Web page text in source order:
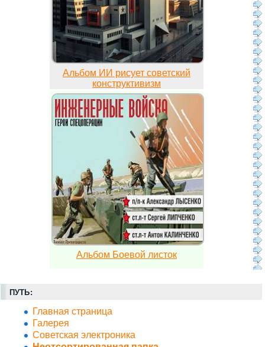
Альбом ИИ рисует советский
конструктивизм
Альбом Боевой листок
ПУТЬ:
Главная страница
Галерея
Советская электроника